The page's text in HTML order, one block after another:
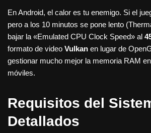
En Android, el calor es tu enemigo. Si el
pero a los 10 minutos se pone lento
bajar la «Emulated CPU Clock Speed» al
formato de video Vulkan en lugar de
gestionar mucho mejor la memoria RAM
móviles.
Requisitos del
Detallados